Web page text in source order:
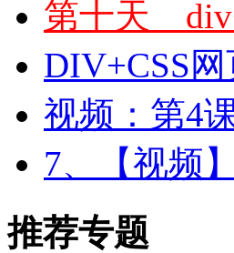
第十天
DIV+CSS
视频：第4
7、【视频
推荐专题